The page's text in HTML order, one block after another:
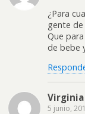
¿Para
gente de
Que
de bebe
Virginia
5 junio,